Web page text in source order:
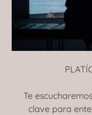
Te
clave para